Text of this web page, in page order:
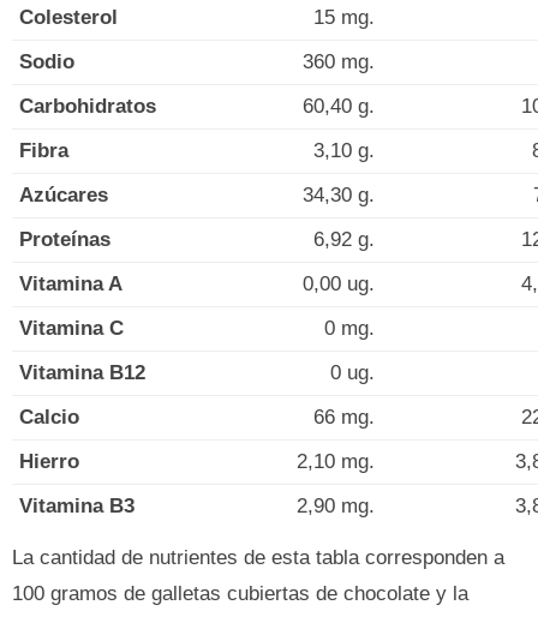
Colesterol
15 mg.
Sodio
360 mg.
Carbohidratos
60,40 g.
Fibra
3,10 g.
Azúcares
34,30 g.
Proteínas
6,92 g.
Vitamina A
0,00 ug.
Vitamina C
0 mg.
Vitamina B12
0 ug.
Calcio
66 mg.
Hierro
2,10 mg.
Vitamina B3
2,90 mg.
La cantidad de nutrientes de esta tabla corresponden a
100 gramos de galletas cubiertas de chocolate y la